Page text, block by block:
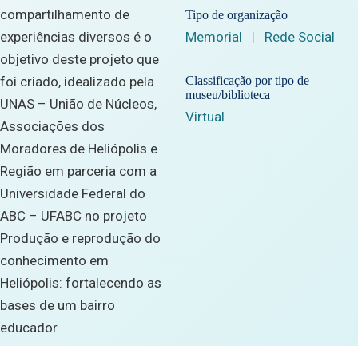
compartilhamento de
experiências diversos é o
objetivo deste projeto que
foi criado, idealizado pela
UNAS – União de Núcleos,
Associações dos
Moradores de Heliópolis e
Região em parceria com a
Universidade Federal do
ABC – UFABC no projeto
Produção e reprodução do
conhecimento em
Heliópolis: fortalecendo as
bases de um bairro
educador.
Tipo de organização
Memorial | Rede Social
Classificação por tipo de
museu/biblioteca
Virtual